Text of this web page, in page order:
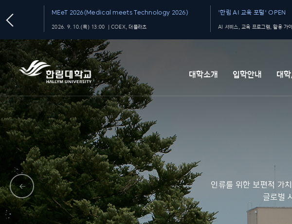
MEeT 2026(Medical meets Technology 2026)
2026. 9. 10.(목) 13:00 ｜COEX, 더플라츠
'한림 AI 교육 포털' OPEN
AI 서비스, 교육 프로그램, 활용 가
대학소개 입학안내 대
인류를 위한 보편적 가
글로벌